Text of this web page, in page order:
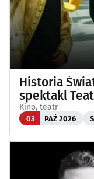
Historia
spektakl
Kino, teatr
03 PAŹ 2026